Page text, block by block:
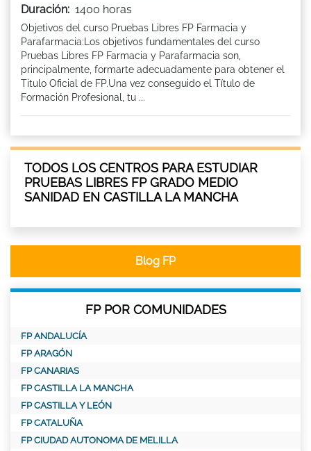
Duración: 1400 horas
Objetivos del curso Pruebas Libres FP Farmacia y
Parafarmacia:Los objetivos fundamentales del curso
Pruebas Libres FP Farmacia y Parafarmacia son,
principalmente, formarte adecuadamente para obtener el
Titulo Oficial de FP.Una vez conseguido el Título de
Formación Profesional, tu ...
TODOS LOS CENTROS PARA ESTUDIAR
PRUEBAS LIBRES FP GRADO MEDIO
SANIDAD EN CASTILLA LA MANCHA
Blog FP
FP POR COMUNIDADES
FP ANDALUCÍA
FP ARAGÓN
FP CANARIAS
FP CASTILLA LA MANCHA
FP CASTILLA Y LEÓN
FP CATALUÑA
FP CIUDAD AUTONOMA DE MELILLA